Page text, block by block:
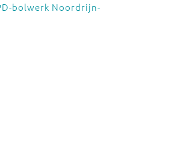
bolwerk Noordrijn-